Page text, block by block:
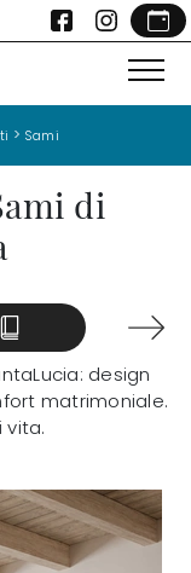
> Sami
di
design
matrimoniale.
vita.